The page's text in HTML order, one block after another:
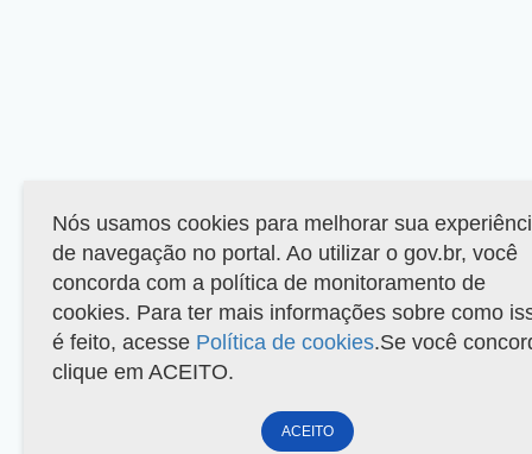
Nós usamos cookies para melhorar sua
de navegação no portal. Ao utilizar o gov.br, você
concorda com a política de monitoramento de
cookies. Para ter mais informações sobre como
é feito, acesse Política de cookies.Se você
clique em ACEITO.
ACEITO